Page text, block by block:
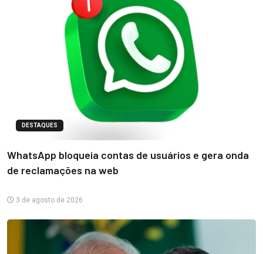
DESTAQUES
WhatsApp bloqueia contas de usuários e gera onda
de reclamações na web
3 de agosto de 2026